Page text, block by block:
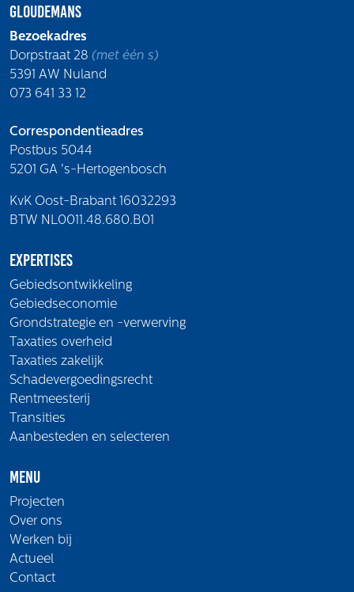
Gloudemans
Bezoekadres
Dorpstraat 28 (met één s)
5391 AW Nuland
073 641 33 12
Correspondentieadres
Postbus 5044
5201 GA 's-Hertogenbosch
KvK Oost-Brabant 16032293
BTW NL0011.48.680.B01
Expertises
Gebiedsontwikkeling
Gebiedseconomie
Grondstrategie en -verwerving
Taxaties overheid
Taxaties zakelijk
Schadevergoedingsrecht
Rentmeesterij
Transities
Aanbesteden en selecteren
Menu
Projecten
Over ons
Werken bij
Actueel
Contact